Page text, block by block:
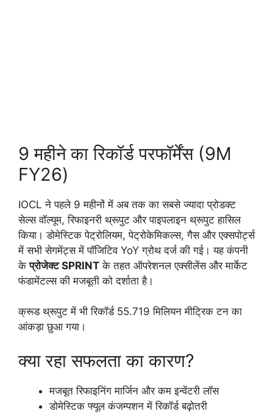
9 महीने का रिकॉर्ड परफॉर्मेंस (9M
FY26)
IOCL ने पहले 9 महीनों में अब तक का सबसे ज्यादा प्रोडक्ट
सेल्स वॉल्यूम, रिफाइनरी थ्रूपुट और पाइपलाइन थ्रूपुट हासिल
किया। डोमेस्टिक पेट्रोलियम, पेट्रोकेमिकल्स, गैस और एक्सपोर्ट्स
में सभी सेगमेंट्स में पॉजिटिव YoY ग्रोथ दर्ज की गई। यह कंपनी
केप्रोजेक्ट SPRINT के तहत ऑपरेशनल एक्सीलेंस और मार्केट
फंडामेंटल्स की मजबूती को दर्शाता है।
क्रूड थ्रूपुट में भी रिकॉर्ड 55.719 मिलियन मीट्रिक टन का
आंकड़ा छुआ गया।
क्या रहा सफलता का कारण?
मजबूत रिफाइनिंग मार्जिन और कम इन्वेंटरी लॉस
डोमेस्टिक फ्यूल कंजम्पशन में रिकॉर्ड बढ़ोतरी